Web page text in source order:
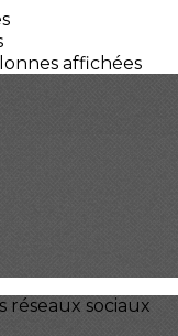
affichées
sociaux